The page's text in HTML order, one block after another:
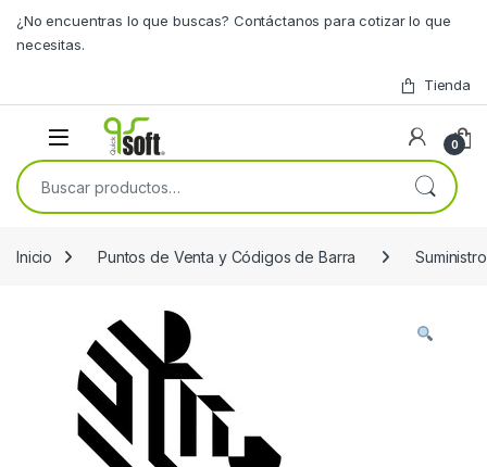
¿No encuentras lo que buscas? Contáctanos para cotizar lo que
necesitas.
Tienda
0
Buscar por:
Inicio Puntos de Venta y Códigos de Barra